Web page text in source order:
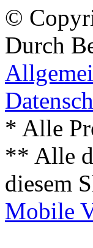
©
Durch
* Alle
** Alle
diesem
Mobile